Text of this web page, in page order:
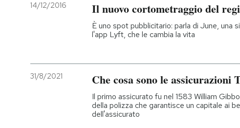
14/12/2016 Il nuovo cortometraggio del
È uno spot pubblicitario: parla di June, una
l'app Lyft, che le cambia la vita
31/8/2021 Che cosa sono le assicurazioni
Il primo assicurato fu nel 1583 William
della polizza che garantisce un capitale ai
dell'assicurato